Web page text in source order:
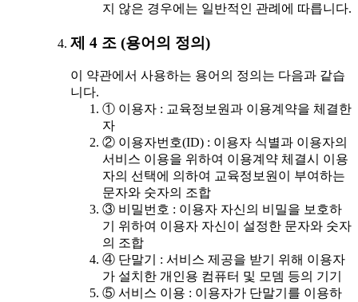
지 않은 경우에는 일반적인 관례에 따릅니다.
제 4 조 (용어의 정의)
이 약관에서 사용하는 용어의 정의는 다음과 같습
니다.
① 이용자 : 교육정보원과 이용계약을 체결한
자
② 이용자번호(ID) : 이용자 식별과 이용자의
서비스 이용을 위하여 이용계약 체결시 이용
자의 선택에 의하여 교육정보원이 부여하는
문자와 숫자의 조합
③ 비밀번호 : 이용자 자신의 비밀을 보호하
기 위하여 이용자 자신이 설정한 문자와 숫자
의 조합
④ 단말기 : 서비스 제공을 받기 위해 이용자
가 설치한 개인용 컴퓨터 및 모뎀 등의 기기
⑤ 서비스 이용 : 이용자가 단말기를 이용하